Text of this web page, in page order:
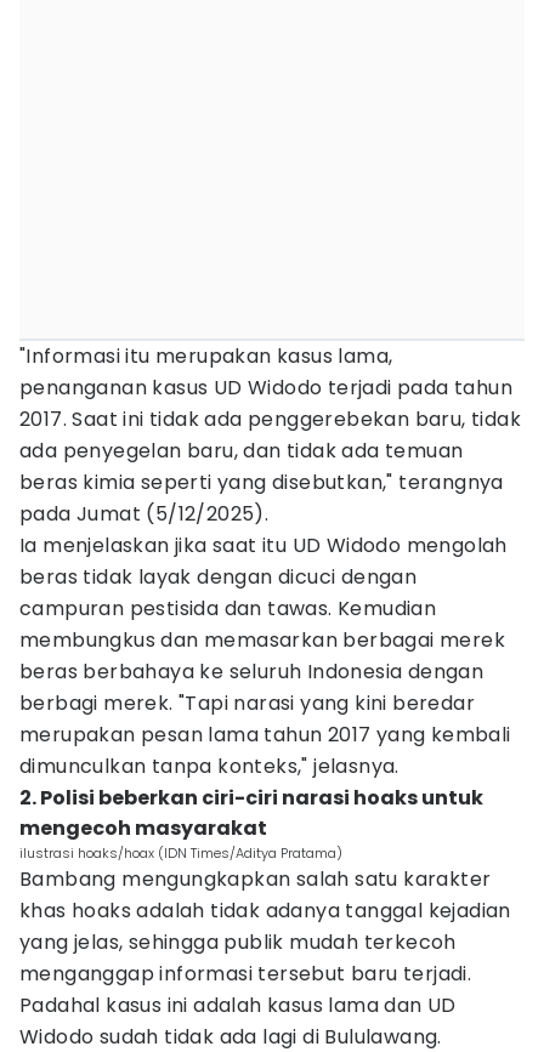
"Informasi itu merupakan kasus lama,
penanganan kasus UD Widodo terjadi pada tahun
2017. Saat ini tidak ada penggerebekan baru, tidak
ada penyegelan baru, dan tidak ada temuan
beras kimia seperti yang disebutkan," terangnya
pada Jumat (5/12/2025).
Ia menjelaskan jika saat itu UD Widodo mengolah
beras tidak layak dengan dicuci dengan
campuran pestisida dan tawas. Kemudian
membungkus dan memasarkan berbagai merek
beras berbahaya ke seluruh Indonesia dengan
berbagi merek. "Tapi narasi yang kini beredar
merupakan pesan lama tahun 2017 yang kembali
dimunculkan tanpa konteks," jelasnya.
2. Polisi beberkan ciri-ciri narasi hoaks untuk
mengecoh masyarakat
ilustrasi hoaks/hoax (IDN Times/Aditya Pratama)
Bambang mengungkapkan salah satu karakter
khas hoaks adalah tidak adanya tanggal kejadian
yang jelas, sehingga publik mudah terkecoh
menganggap informasi tersebut baru terjadi.
Padahal kasus ini adalah kasus lama dan UD
Widodo sudah tidak ada lagi di Bululawang.